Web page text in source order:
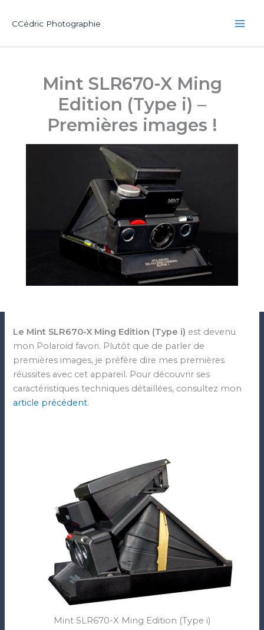
CCédric Photographie
Mint SLR670-X Ming
Edition (Type i) –
Premières images !
Le Mint SLR670-X Ming Edition (Type i) est devenu
mon Polaroid favori. Plutôt que de parler de
premières images, je préfère dire mes premières
réussites avec cet appareil. Pour découvrir ses
caractéristiques techniques détaillées, consultez mon
article précédent.
Mint SLR670-X Ming Edition (Type i)